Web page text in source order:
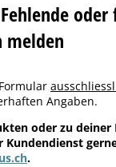
oder
melden
Angaben.
oder zu deiner
.